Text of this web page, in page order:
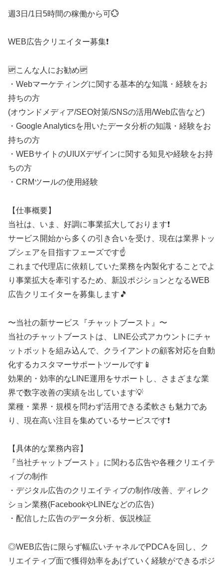
週3日/1日5時間の稼働から可💮
WEB広告クリエイター募集❗️
🆙こんな人にお勧め🆙
・Webマーケティングに関する基本的な知識・経験をお
持ちの方
(オウンドメディア/SEO対策/SNSの活用/Web広告など)
・Google Analyticsを用いたデータ分析の知識・経験をお
持ちの方
・WEBサイトのUIUXデザインに関する知見や経験をお持
ちの方
・CRMツールの使用経験
【仕事概要】
当社は、いま、好調に事業拡大しております❗
サービス開始から多くの引き合いを受け、現在は業界トッ
プシェアを目指すフェーズです☝️
これまで代理店に依頼していた業務を内製化することでよ
り事業拡大を牽引するため、新設ポジションとなるWEB
広告クリエイターを募集します🎵
〜当社の新サービス『チャットブースト』〜
当社のチャットブーストは、 LINE公式アカウントにチャ
ットボットを組み込んで、クライアントの顧客対応を自動
化するカスタマーサポートツールです📱
効果的・効率的なLINE運用をサポートし、さまざまな業
界で数字改善の実績を出しています💡
業種・業界・規模を問わず活用できる柔軟さも魅力であ
り、現在高い注目を集めているサービスです❗
【具体的な業務内容】
『当社チャットブースト』に関わる広告や各種クリエイテ
ィブの制作
・デジタル広告のクリエイティブの制作/改善、ディレク
ション業務(FacebookやLINEなどの広告)
・配信した広告のデータ分析、仮説検証
◎WEB広告に限らず幅広いチャネルでPDCAを回し、ク
リエイティブ面で獲得効率をあげていく経験ができるポジ